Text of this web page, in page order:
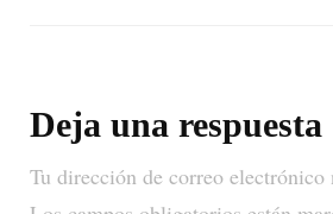
Deja una respuesta
Tu dirección de correo electrónico